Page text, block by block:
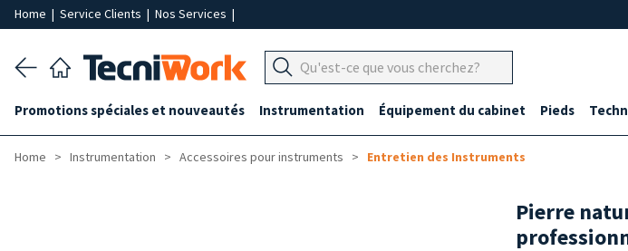
Home | Service Clients | Nos Services |
Promotions spéciales et nouveautés Instrumentation Équipement du cabinet Pieds
Home Instrumentation Accessoires pour instruments Entretien des Instruments
Pierre